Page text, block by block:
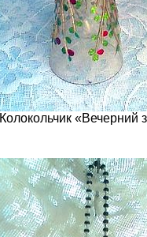
Колокольчик «Вечерний